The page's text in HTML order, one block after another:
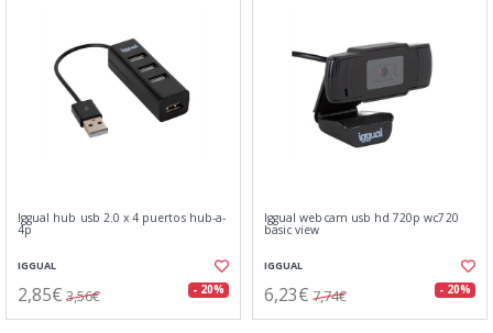
Iggual hub usb 2.0 x 4 puertos hub-a-
4p
IGGUAL
2,85€ 3,56€ - 20%
Iggual webcam usb hd 720p wc720
basic view
IGGUAL
6,23€ 7,74€ - 20%